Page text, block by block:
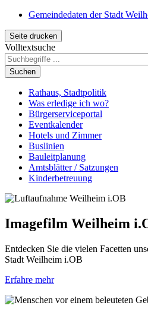
Gemeindedaten der Stadt
Seite drucken
Volltextsuche
Suchen
Rathaus, Stadtpolitik
Was erledige ich wo?
Bürgerserviceportal
Eventkalender
Hotels und Zimmer
Buslinien
Bauleitplanung
Amtsblätter / Satzungen
Kinderbetreuung
Imagefilm Weilheim
Entdecken Sie die vielen Facetten
Stadt Weilheim i.OB
Erfahre mehr